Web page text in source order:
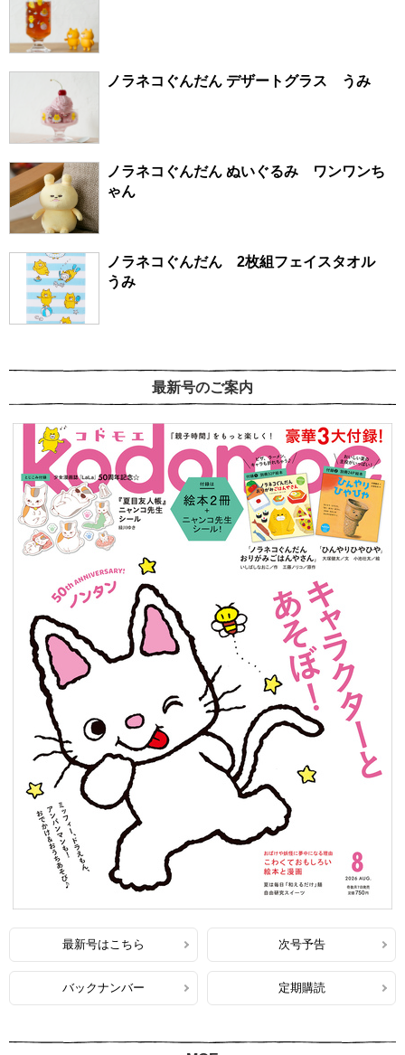
ノラネコぐんだん デザートグラス うみ
ノラネコぐんだん ぬいぐるみ ワンワンち
ゃん
ノラネコぐんだん 2枚組フェイスタオル
うみ
最新号のご案内
最新号はこちら 次号予告
バックナンバー 定期購読